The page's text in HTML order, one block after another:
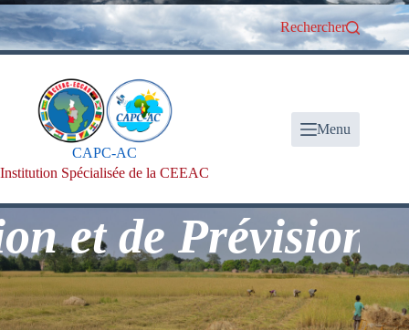
Passer
au
contenu
Rechercher
CAPC-AC
Institution Spécialisée de la CEEAC
Menu
de Prévision